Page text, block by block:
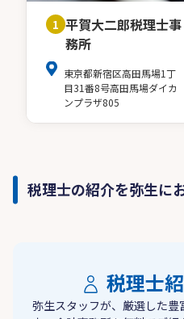
1 平賀大二郎税理士事
務所
東京都新宿区高田馬場1丁
目31番8号高田馬場ダイカ
ンプラザ805
税理士の紹介を弥生に
税理士
弥生スタッフが、厳選した